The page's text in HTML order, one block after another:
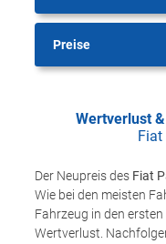
Preise
Wertverlust
Fiat
Der Neupreis des Fiat
Wie bei den meisten
Fahrzeug in den
Wertverlust.